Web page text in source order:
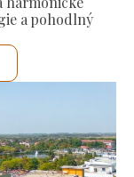
a pohodlný